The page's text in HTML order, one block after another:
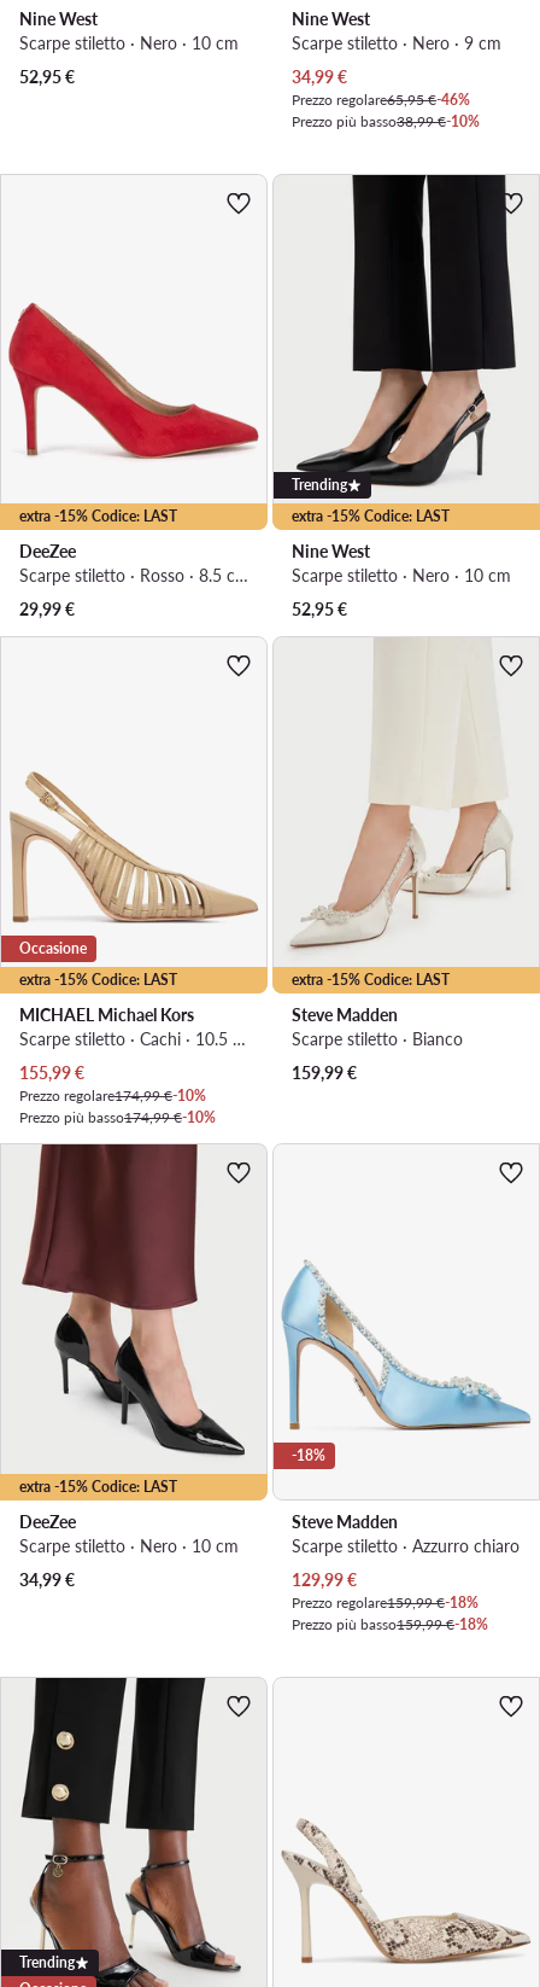
Nine West
Scarpe stiletto · Nero · 10 cm
52,95€
Nine West
Scarpe stiletto · Nero · 9 cm
Prezzo attuale
34,99€
Prezzo regolare65,95 €-46%
Prezzo più basso38,99 €-10%
extra -15% Codice: LAST
DeeZee
Scarpe stiletto · Rosso · 8.5 cm
29,99€
extra -15% Codice: LAST
Trending
Nine West
Scarpe stiletto · Nero · 10 cm
52,95€
extra -15% Codice: LAST
Occasione
MICHAEL Michael Kors
Scarpe stiletto · Cachi · 10.5 cm
Prezzo attuale
155,99€
Prezzo regolare174,99 €-10%
Prezzo più basso174,99 €-10%
extra -15% Codice: LAST
Steve Madden
Scarpe stiletto · Bianco
159,99€
extra -15% Codice: LAST
DeeZee
Scarpe stiletto · Nero · 10 cm
34,99€
-18%
Steve Madden
Scarpe stiletto · Azzurro chiaro
Prezzo attuale
129,99€
Prezzo regolare159,99 €-18%
Prezzo più basso159,99 €-18%
Trending